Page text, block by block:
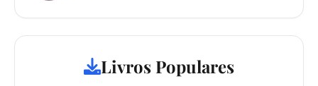
Livros Populares